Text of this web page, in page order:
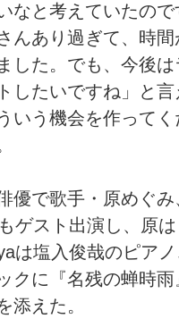
なと考えていたので
んあり過ぎて、時
した。でも、今後
したいですね」と言
いう機会を作って
優で歌手・原めぐ
ゲスト出演し、原
は塩入俊哉のピア
クに『名残の蝉時
添えた。